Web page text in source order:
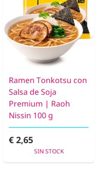
Ramen Tonkotsu con
Salsa de Soja
Premium | Raoh
Nissin 100 g
€ 2,65
SIN STOCK